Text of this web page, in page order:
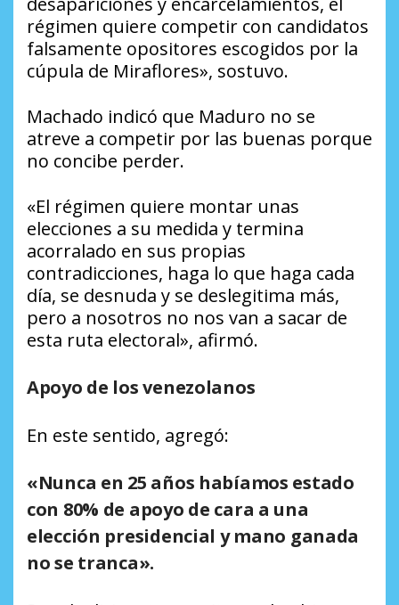
régimen quiere competir con candidatos
falsamente opositores escogidos por la
cúpula de Miraflores», sostuvo.
Machado indicó que Maduro no se
atreve a competir por las buenas porque
no concibe perder.
«El régimen quiere montar unas
elecciones a su medida y termina
acorralado en sus propias
contradicciones, haga lo que haga cada
día, se desnuda y se deslegitima más,
pero a nosotros no nos van a sacar de
esta ruta electoral», afirmó.
Apoyo de los venezolanos
En este sentido, agregó:
«Nunca en 25 años habíamos estado
con 80% de apoyo de cara a una
elección presidencial y mano ganada
no se tranca».